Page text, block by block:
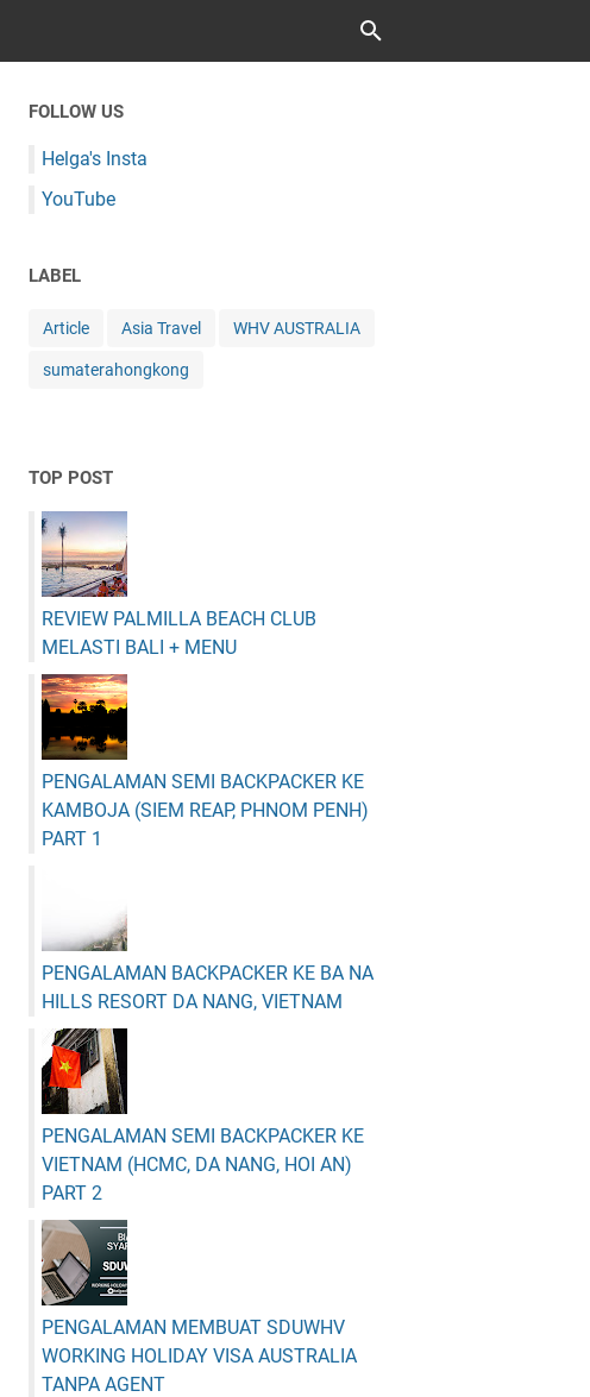
FOLLOW US
Helga's Insta
YouTube
LABEL
Article Asia Travel WHV AUSTRALIA
sumaterahongkong
TOP POST
REVIEW PALMILLA BEACH CLUB
MELASTI BALI + MENU
PENGALAMAN SEMI BACKPACKER KE
KAMBOJA (SIEM REAP, PHNOM PENH)
PART 1
PENGALAMAN BACKPACKER KE BA NA
HILLS RESORT DA NANG, VIETNAM
PENGALAMAN SEMI BACKPACKER KE
VIETNAM (HCMC, DA NANG, HOI AN)
PART 2
PENGALAMAN MEMBUAT SDUWHV
WORKING HOLIDAY VISA AUSTRALIA
TANPA AGENT